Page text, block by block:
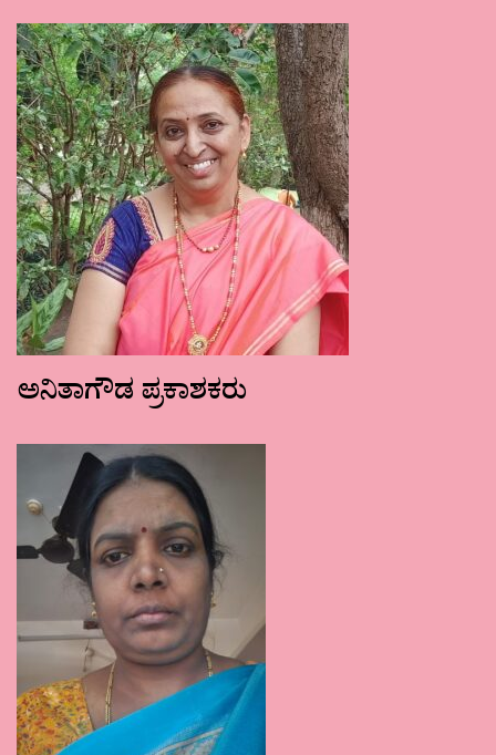
ಅನಿತಾಗೌಡ ಪ್ರಕಾಶಕರು